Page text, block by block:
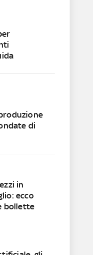
di
in
ecco
bollette